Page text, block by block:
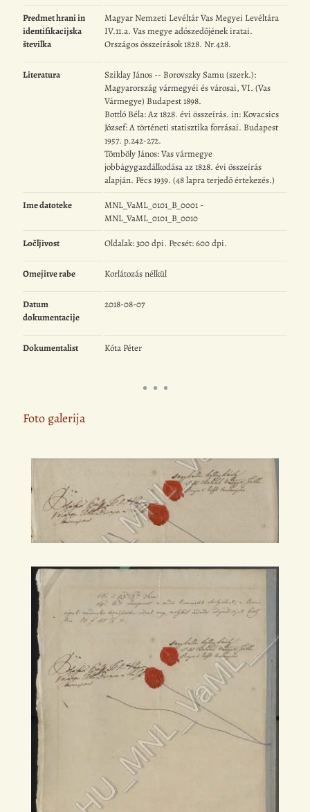
Predmet hrani in
identifikacijska
številka
Magyar Nemzeti Levéltár Vas Megyei Levéltára
IV.11.a. Vas megye adószedőjének iratai.
Országos összeírások 1828. Nr.428.
Literatura
Sziklay János -- Borovszky Samu (szerk.):
Magyarország vármegyéi és városai, VI. (Vas
Vármegye) Budapest 1898.
Bottló Béla: Az 1828. évi összeírás. in: Kovacsics
József: A történeti statisztika forrásai. Budapest
1957. p.242-272.
Tömböly János: Vas vármegye
jobbágygazdálkodása az 1828. évi összeírás
alapján. Pécs 1939. (48 lapra terjedő értekezés.)
Ime datoteke
MNL_VaML_0101_B_0001 -
MNL_VaML_0101_B_0010
Ločljivost Oldalak: 300 dpi. Pecsét: 600 dpi.
Omejitve rabe Korlátozás nélkül
Datum
dokumentacije
2018-08-07
Dokumentalist Kóta Péter
Foto galerija